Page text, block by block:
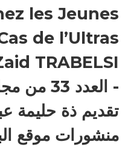
les Jeunes
de l’Ultras
TRABELSI
- العدد
تقديم ذة حليمة
منشورات موقع